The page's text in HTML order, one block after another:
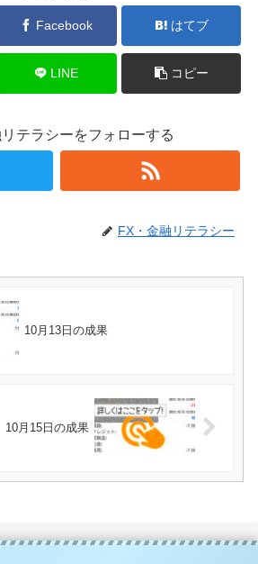
Facebook はてブ
LINE コピー
テラシーをフォローする
FX・金融リテラシー
10月13日の成果
10月15日の成果